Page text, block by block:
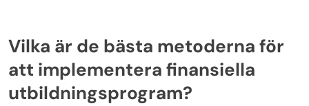
Vilka är de bästa metoderna för
att implementera finansiella
utbildningsprogram?